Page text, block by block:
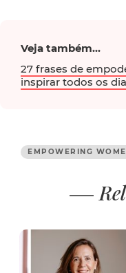
Veja também...
27 frases de
inspirar todos os
EMPOWERING